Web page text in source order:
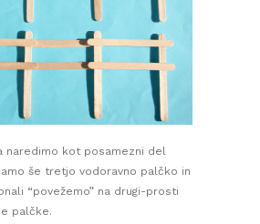
naredimo kot posamezni del
še tretjo vodoravno palčko in
“povežemo” na drugi-prosti
palčke.